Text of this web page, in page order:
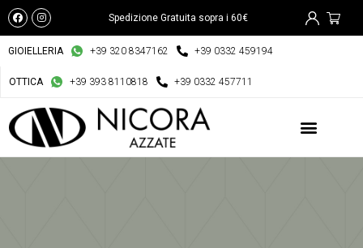
Spedizione Gratuita sopra i 60€
GIOIELLERIA +39 320 8347162 +39 0332 459194
OTTICA +39 393 8110818 +39 0332 457711